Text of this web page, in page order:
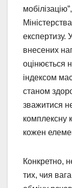
експертизу.
внесених
оцінюється
індексом
станом
зважитися
комплексну
кожен
Конкретно,
тих, чия